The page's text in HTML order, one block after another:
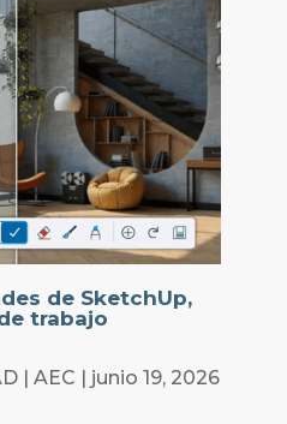
de SketchUp,
trabajo
| AEC | junio 19, 2026